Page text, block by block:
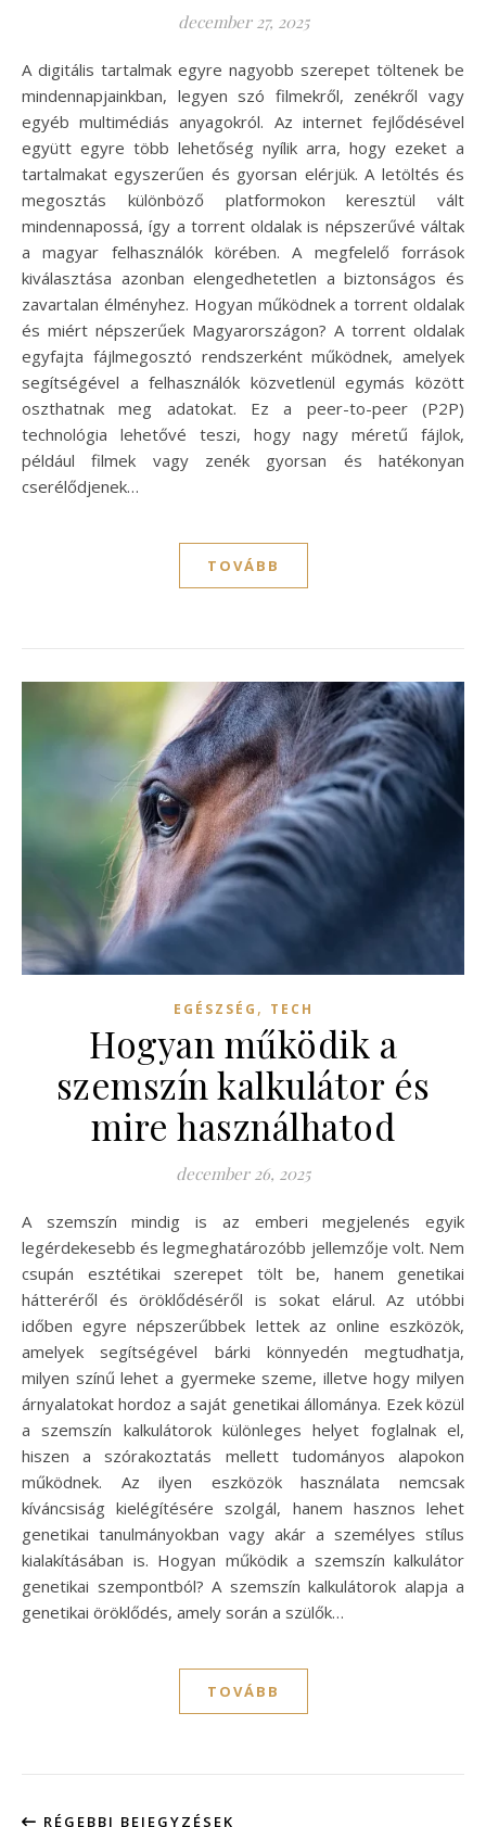
december 27, 2025
A digitális tartalmak egyre nagyobb szerepet töltenek be
mindennapjainkban, legyen szó filmekről, zenékről vagy
egyéb multimédiás anyagokról. Az internet fejlődésével
együtt egyre több lehetőség nyílik arra, hogy ezeket a
tartalmakat egyszerűen és gyorsan elérjük. A letöltés és
megosztás különböző platformokon keresztül vált
mindennapossá, így a torrent oldalak is népszerűvé váltak
a magyar felhasználók körében. A megfelelő források
kiválasztása azonban elengedhetetlen a biztonságos és
zavartalan élményhez. Hogyan működnek a torrent oldalak
és miért népszerűek Magyarországon? A torrent oldalak
egyfajta fájlmegosztó rendszerként működnek, amelyek
segítségével a felhasználók közvetlenül egymás között
oszthatnak meg adatokat. Ez a peer-to-peer (P2P)
technológia lehetővé teszi, hogy nagy méretű fájlok,
például filmek vagy zenék gyorsan és hatékonyan
cserélődjenek…
TOVÁBB
EGÉSZSÉG , TECH
Hogyan működik a
szemszín kalkulátor és
mire használhatod
december 26, 2025
A szemszín mindig is az emberi megjelenés egyik
legérdekesebb és legmeghatározóbb jellemzője volt. Nem
csupán esztétikai szerepet tölt be, hanem genetikai
hátteréről és öröklődéséről is sokat elárul. Az utóbbi
időben egyre népszerűbbek lettek az online eszközök,
amelyek segítségével bárki könnyedén megtudhatja,
milyen színű lehet a gyermeke szeme, illetve hogy milyen
árnyalatokat hordoz a saját genetikai állománya. Ezek közül
a szemszín kalkulátorok különleges helyet foglalnak el,
hiszen a szórakoztatás mellett tudományos alapokon
működnek. Az ilyen eszközök használata nemcsak
kíváncsiság kielégítésére szolgál, hanem hasznos lehet
genetikai tanulmányokban vagy akár a személyes stílus
kialakításában is. Hogyan működik a szemszín kalkulátor
genetikai szempontból? A szemszín kalkulátorok alapja a
genetikai öröklődés, amely során a szülők…
TOVÁBB
RÉGEBBI BEJEGYZÉSEK